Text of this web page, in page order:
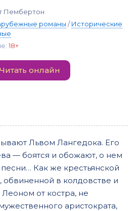
Пембертон
романы /Исторические
18+
Читать онлайн
Львом Лангедока. Его
— боятся и обожают, о нем
Как же крестьянской
в колдовстве и
от костра, не
аристократа,